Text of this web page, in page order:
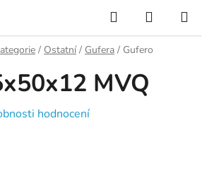
Hledat
KOŠÍK
/ Ostatní / Gufera / Gufero
MVQ
hodnocení